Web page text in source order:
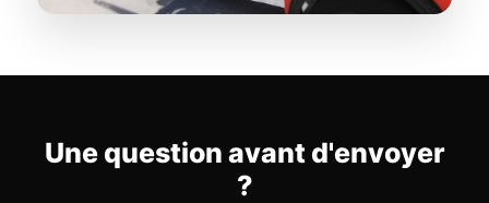
Une question avant d'envoyer
?